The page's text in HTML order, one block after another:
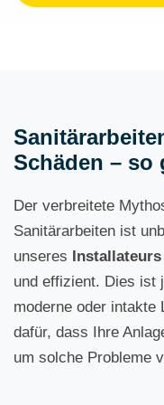
Schäden – so
Der verbreitete
Sanitärarbeiten ist
unseres Installateurs
und effizient. Dies ist
moderne oder intakte
dafür, dass Ihre
um solche Probleme